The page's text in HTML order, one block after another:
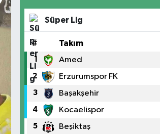
Süper Lig
# Takım
1 Amed
2 Erzurumspor FK
3 Başakşehir
4 Kocaelispor
5 Beşiktaş